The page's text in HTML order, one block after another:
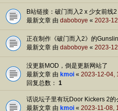
B站链接：破门而入2 x 少女前线2
最新文章 由 daboboye « 2023-
正在制作《破门而入2》的
最新文章 由 daboboye « 2023-
没更新MOD，倒是更新网站了
最新文章 由 kmoi « 2023-12-04,
回复总数： 1
话说坛子里有玩Door Kickers 2的
最新文章 由 kmoi « 2023-11-08,